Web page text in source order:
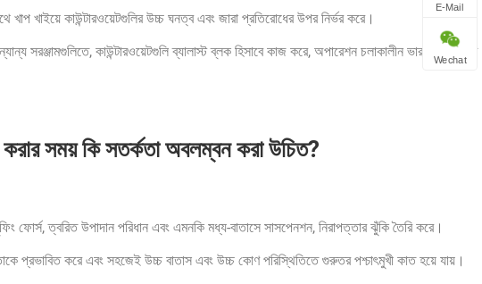
খাপ খাইয়ে কাউন্টারওয়েটগুলির উচ্চ ঘনত্ব এবং জারা প্রতিরোধের উপর নির্ভর করে।
সরঞ্জামগুলিতে, কাউন্টারওয়েটগুলি ব্যালাস্ট ব্লক হিসাবে কাজ করে, অপারেশন চলাকালীন ভারসাম্য উন্নত
করার সময় কি সতর্কতা অবলম্বন করা উচিত?
ফোর্স, ত্বরিত উপাদান পরিধান এবং এমনকি মধ্য-বাতাসে সাসপেনশন, নিরাপত্তার ঝুঁকি তৈরি করে।
প্রভাবিত করে এবং সহজেই উচ্চ বাতাস এবং উচ্চ কোণ পরিস্থিতিতে গুরুতর পশ্চাৎমুখী কাত হয়ে যায়।
E-Mail
Wechat